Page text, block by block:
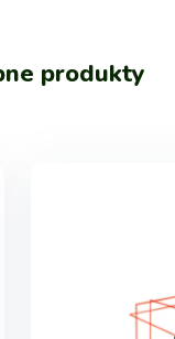
produkty